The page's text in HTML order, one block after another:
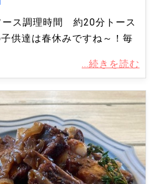
ース調理時間 約20分トース
供達は春休みですね～！毎
...続きを読む